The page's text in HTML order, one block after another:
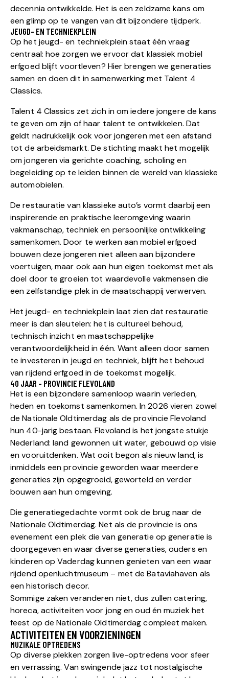
decennia ontwikkelde. Het is een zeldzame kans om
een glimp op te vangen van dit bijzondere tijdperk.
JEUGD- EN TECHNIEKPLEIN
Op het jeugd- en techniekplein staat één vraag
centraal: hoe zorgen we ervoor dat klassiek mobiel
erfgoed blijft voortleven? Hier brengen we generaties
samen en doen dit in samenwerking met Talent 4
Classics.
Talent 4 Classics zet zich in om iedere jongere de kans
te geven om zijn of haar talent te ontwikkelen. Dat
geldt nadrukkelijk ook voor jongeren met een afstand
tot de arbeidsmarkt. De stichting maakt het mogelijk
om jongeren via gerichte coaching, scholing en
begeleiding op te leiden binnen de wereld van klassieke
automobielen.
De restauratie van klassieke auto’s vormt daarbij een
inspirerende en praktische leeromgeving waarin
vakmanschap, techniek en persoonlijke ontwikkeling
samenkomen. Door te werken aan mobiel erfgoed
bouwen deze jongeren niet alleen aan bijzondere
voertuigen, maar ook aan hun eigen toekomst met als
doel door te groeien tot waardevolle vakmensen die
een zelfstandige plek in de maatschappij verwerven.
Het jeugd- en techniekplein laat zien dat restauratie
meer is dan sleutelen: het is cultureel behoud,
technisch inzicht en maatschappelijke
verantwoordelijkheid in één. Want alleen door samen
te investeren in jeugd en techniek, blijft het behoud
van rijdend erfgoed in de toekomst mogelijk.
40 JAAR - PROVINCIE FLEVOLAND
Het is een bijzondere samenloop waarin verleden,
heden en toekomst samenkomen. In 2026 vieren zowel
de Nationale Oldtimerdag als de provincie Flevoland
hun 40-jarig bestaan. Flevoland is het jongste stukje
Nederland: land gewonnen uit water, gebouwd op visie
en vooruitdenken. Wat ooit begon als nieuw land, is
inmiddels een provincie geworden waar meerdere
generaties zijn opgegroeid, geworteld en verder
bouwen aan hun omgeving.
Die generatiegedachte vormt ook de brug naar de
Nationale Oldtimerdag. Net als de provincie is ons
evenement een plek die van generatie op generatie is
doorgegeven en waar diverse generaties, ouders en
kinderen op Vaderdag kunnen genieten van een waar
rijdend openluchtmuseum – met de Bataviahaven als
een historisch decor.
Sommige zaken veranderen niet, dus zullen catering,
horeca, activiteiten voor jong en oud én muziek het
feest op de Nationale Oldtimerdag compleet maken.
ACTIVITEITEN EN VOORZIENINGEN
MUZIKALE OPTREDENS
Op diverse plekken zorgen live-optredens voor sfeer
en verrassing. Van swingende jazz tot nostalgische